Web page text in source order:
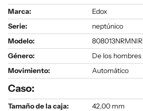
Marca:
Edox
Serie:
neptúnico
Modelo:
808013NRMNIR
Género:
De los hombres
Movimiento:
Automático
Caso:
Tamaño de la caja:
42,00 mm